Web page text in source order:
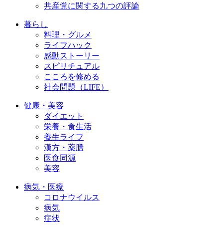
共産党に関する九つの評論
暮らし
料理・グルメ
ライフハック
感動ストーリー
スピリチュアル
こころを修める
社会問題（LIFE）
健康・美容
ダイエット
栄養・食生活
養生ライフ
漢方・薬膳
医食同源
美容
病気・医療
コロナウイルス
病気
症状